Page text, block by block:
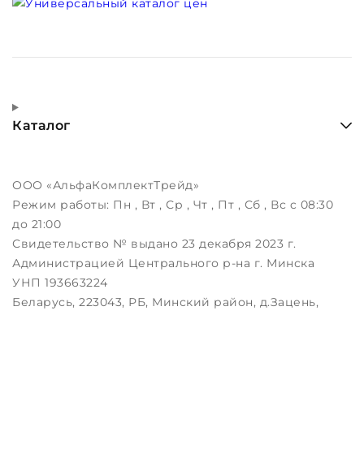
Каталог
ООО «АльфаКомплектТрейд»
Режим работы: Пн , Вт , Ср , Чт , Пт , Сб , Вс c 08:30
до 21:00
Свидетельство № выдано 23 декабря 2023 г.
Администрацией Центрального р-на г. Минска
УНП 193663224
Беларусь, 223043, РБ, Минский район, д.Зацень,